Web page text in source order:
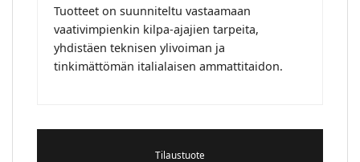
Tuotteet on suunniteltu vastaamaan
vaativimpienkin kilpa-ajajien tarpeita,
yhdistäen teknisen ylivoiman ja
tinkimättömän italialaisen ammattitaidon.
Tilaustuote